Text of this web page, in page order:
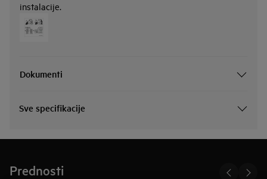
instalacije.
Dokumenti
Sve specifikacije
Prednosti